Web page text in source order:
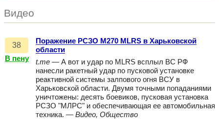
Видео
38
В пену
Поражение РСЗО M270 MLRS в Харьковской
области
t.me — А вот и удар по MLRS всплыл ВС РФ
нанесли ракетный удар по пусковой установке
реактивной системы залпового огня ВСУ в
Харьковской области. Двумя точными попаданиями
уничтожены: десять боевиков, пусковая установка
РСЗО "МЛРС" и обеспечивающая ее автомобильная
техника. — Видео, Общество